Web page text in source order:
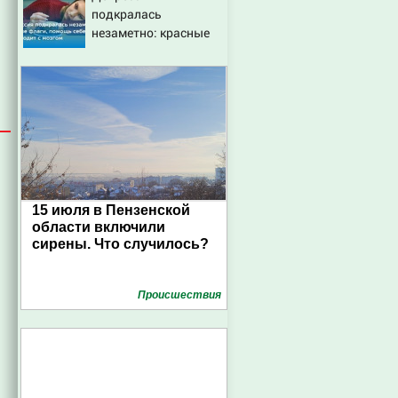
подкралась
незаметно: красные
что происходит с
мозгом
15 июля в Пензенской
области включили
сирены. Что случилось?
Проиcшествия